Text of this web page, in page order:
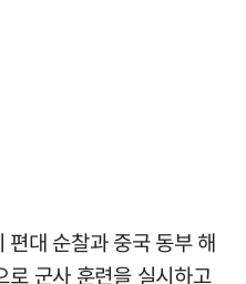
대 순찰과 중국 동부 해
로 군사 훈련을 실시하고